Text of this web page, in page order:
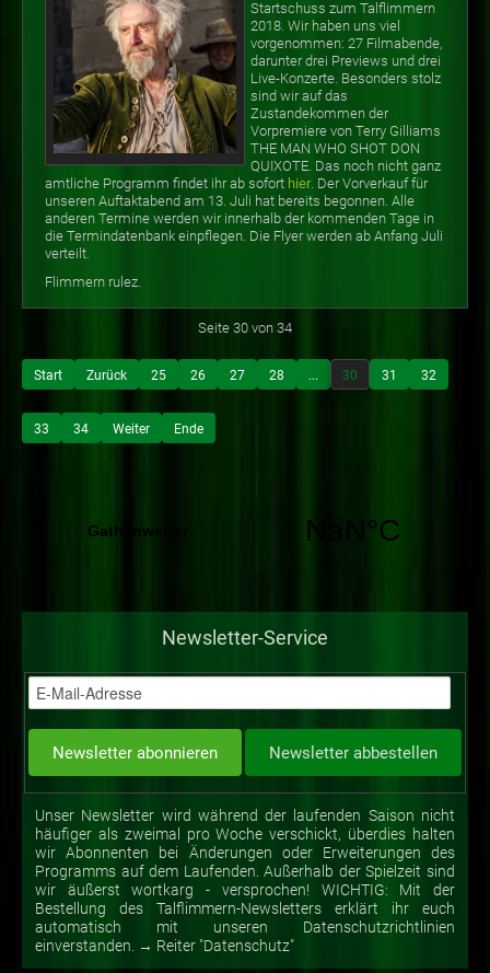
Startschuss zum Talflimmern
2018. Wir haben uns viel
vorgenommen: 27 Filmabende,
darunter drei Previews und drei
Live-Konzerte. Besonders stolz
sind wir auf das
Zustandekommen der
Vorpremiere von Terry Gilliams
THE MAN WHO SHOT DON
QUIXOTE. Das noch nicht ganz
amtliche Programm findet ihr ab sofort hier. Der Vorverkauf für
unseren Auftaktabend am 13. Juli hat bereits begonnen. Alle
anderen Termine werden wir innerhalb der kommenden Tage in
die Termindatenbank einpflegen. Die Flyer werden ab Anfang Juli
verteilt.
Flimmern rulez.
Seite 30 von 34
Start Zurück 25 26 27 28 ... 30 31 32
33 34 Weiter Ende
Newsletter-Service
Unser Newsletter wird während der laufenden Saison nicht
häufiger als zweimal pro Woche verschickt, überdies halten
wir Abonnenten bei Änderungen oder Erweiterungen des
Programms auf dem Laufenden. Außerhalb der Spielzeit sind
wir äußerst wortkarg - versprochen! WICHTIG: Mit der
Bestellung des Talflimmern-Newsletters erklärt ihr euch
automatisch mit unseren Datenschutzrichtlinien
einverstanden. → Reiter "Datenschutz"